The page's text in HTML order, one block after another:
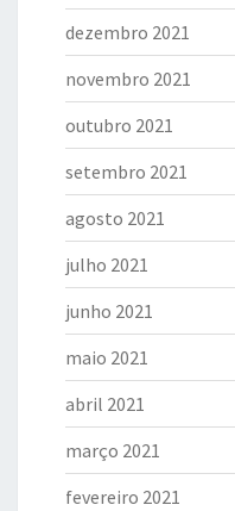
dezembro 2021
novembro 2021
outubro 2021
setembro 2021
agosto 2021
julho 2021
junho 2021
maio 2021
abril 2021
março 2021
fevereiro 2021